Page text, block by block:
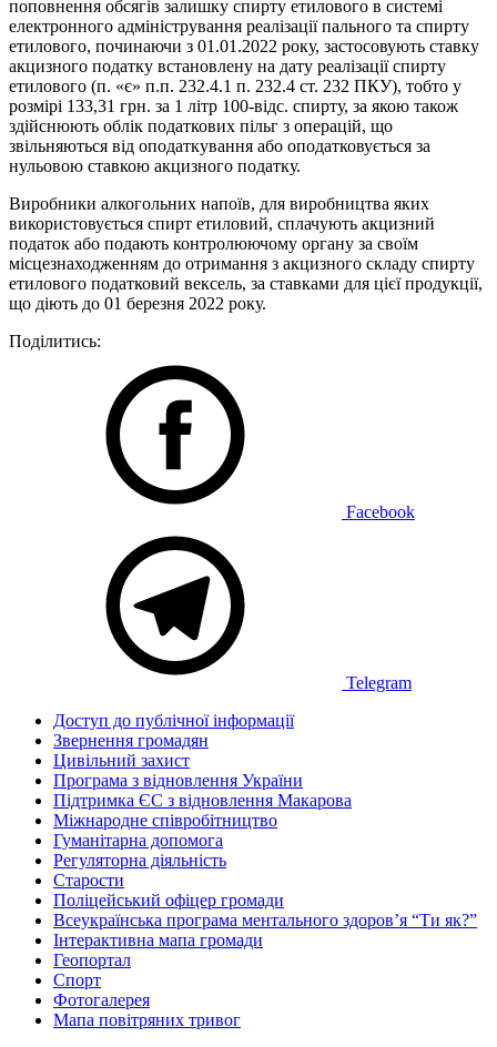
поповнення обсягів залишку спирту етилового в системі
електронного адміністрування реалізації пального та спирту
етилового, починаючи з 01.01.2022 року, застосовують ставку
акцизного податку встановлену на дату реалізації спирту
етилового (п. «є» п.п. 232.4.1 п. 232.4 ст. 232 ПКУ), тобто у
розмірі 133,31 грн. за 1 літр 100-відс. спирту, за якою також
здійснюють облік податкових пільг з операцій, що
звільняються від оподаткування або оподатковується за
нульовою ставкою акцизного податку.
Виробники алкогольних напоїв, для виробництва яких
використовується спирт етиловий, сплачують акцизний
податок або подають контролюючому органу за своїм
місцезнаходженням до отримання з акцизного складу спирту
етилового податковий вексель, за ставками для цієї продукції,
що діють до 01 березня 2022 року.
Поділитись:
Facebook
Telegram
Доступ до публічної інформації
Звернення громадян
Цивільний захист
Програма з відновлення України
Підтримка ЄС з відновлення Макарова
Міжнародне співробітництво
Гуманітарна допомога
Регуляторна діяльність
Старости
Поліцейський офіцер громади
Всеукраїнська програма ментального здоров’я “Ти як?”
Інтерактивна мапа громади
Геопортал
Спорт
Фотогалерея
Мапа повітряних тривог